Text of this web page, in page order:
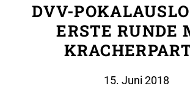
DVV-
ERSTE RUNDE
15. Juni 2018